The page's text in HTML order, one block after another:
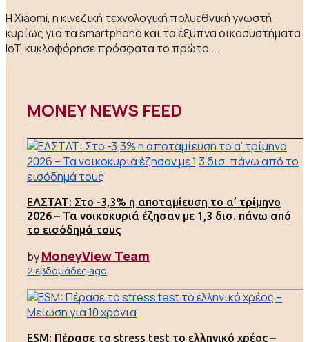
Η Xiaomi, η κινεζική τεχνολογική πολυεθνική γνωστή
κυρίως για τα smartphone και τα έξυπνα οικοσυστήματα
IoT, κυκλοφόρησε πρόσφατα το πρώτο ...
MONEY NEWS FEED
ΕΛΣΤΑΤ: Στο -3,3% η αποταμίευση το α’ τρίμηνο
2026 – Τα νοικοκυριά έζησαν με 1,3 δισ. πάνω από
το εισόδημά τους
byMoneyView Team
2 εβδομάδες ago
ESM: Πέρασε το stress test το ελληνικό χρέος –